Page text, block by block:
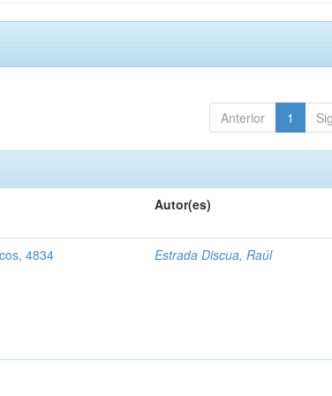
Anterior 1
Autor(es)
4834 Estrada Discua, Raúl